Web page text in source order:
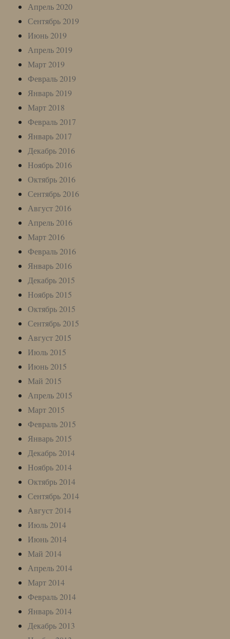
Апрель 2020
Сентябрь 2019
Июнь 2019
Апрель 2019
Март 2019
Февраль 2019
Январь 2019
Март 2018
Февраль 2017
Январь 2017
Декабрь 2016
Ноябрь 2016
Октябрь 2016
Сентябрь 2016
Август 2016
Апрель 2016
Март 2016
Февраль 2016
Январь 2016
Декабрь 2015
Ноябрь 2015
Октябрь 2015
Сентябрь 2015
Август 2015
Июль 2015
Июнь 2015
Май 2015
Апрель 2015
Март 2015
Февраль 2015
Январь 2015
Декабрь 2014
Ноябрь 2014
Октябрь 2014
Сентябрь 2014
Август 2014
Июль 2014
Июнь 2014
Май 2014
Апрель 2014
Март 2014
Февраль 2014
Январь 2014
Декабрь 2013